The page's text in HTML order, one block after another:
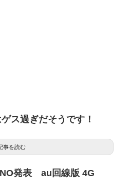
ス過ぎだそうです！
事を読む
発表 au回線版 4G